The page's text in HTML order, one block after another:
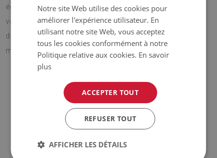
également un bon choix pour le terrasse où vous passez
vos soirées d'été. Le tapis de protection sol posé sur les
dalles isole efficacement, de sorte que vous pouvez y
marcher pieds, nus avec un réel plaisir.
vinyle renforcé par une maille PES ;
1,6 mm
Notre site Web utilise des cookies pour
améliorer l'expérience utilisateur. En
utilisant notre site Web, vous acceptez
tous les cookies conformément à notre
Politique relative aux cookies. En savoir
plus
ACCEPTER TOUT
REFUSER TOUT
AFFICHER LES DÉTAILS